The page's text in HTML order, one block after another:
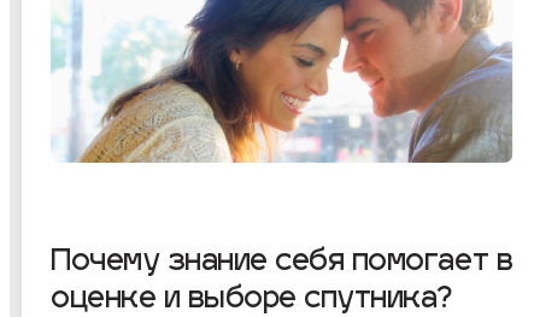
Почему знание себя помогает в
оценке и выборе спутника?